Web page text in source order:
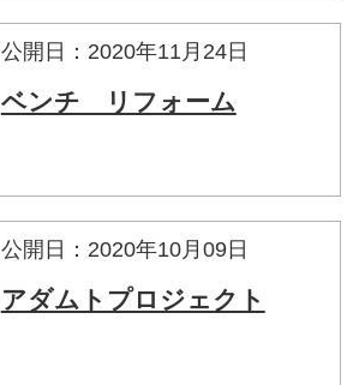
公開日：2020年11月24日
ベンチ リフォーム
公開日：2020年10月09日
アダムトプロジェクト